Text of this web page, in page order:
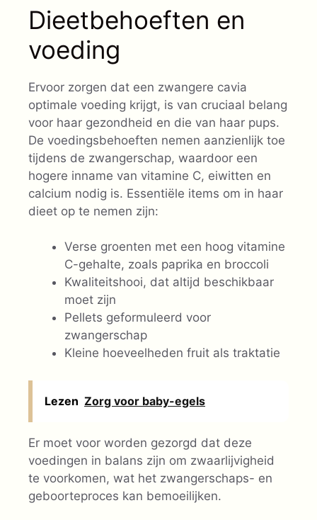
Dieetbehoeften en
voeding
Ervoor zorgen dat een zwangere cavia
optimale voeding krijgt, is van cruciaal belang
voor haar gezondheid en die van haar pups.
De voedingsbehoeften nemen aanzienlijk toe
tijdens de zwangerschap, waardoor een
hogere inname van vitamine C, eiwitten en
calcium nodig is. Essentiële items om in haar
dieet op te nemen zijn:
Verse groenten met een hoog vitamine
C-gehalte, zoals paprika en broccoli
Kwaliteitshooi, dat altijd beschikbaar
moet zijn
Pellets geformuleerd voor
zwangerschap
Kleine hoeveelheden fruit als traktatie
Lezen Zorg voor baby-egels
Er moet voor worden gezorgd dat deze
voedingen in balans zijn om zwaarlijvigheid
te voorkomen, wat het zwangerschaps- en
geboorteproces kan bemoeilijken.